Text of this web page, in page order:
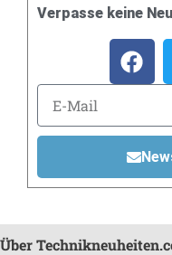
Verpasse keine
Über